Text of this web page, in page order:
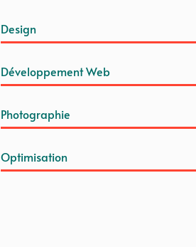
Design
Développement Web
Photographie
Optimisation